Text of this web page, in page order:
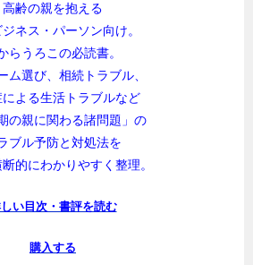
高齢の親を抱える
ネス・パーソン向け。
らうろこの必読書。
ム選び、相続トラブル、
よる生活トラブルなど
の親に関わる諸問題」の
ブル予防と対処法を
的にわかりやすく整理。
い目次・書評を読む
購入する